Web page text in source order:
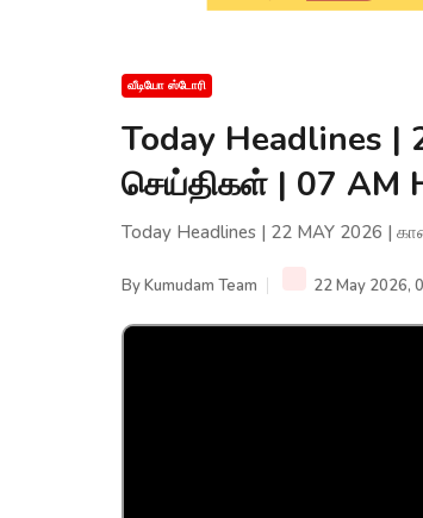
வீடியோ ஸ்டோரி
Today Headlines |
செய்திகள் | 07 AM
Today Headlines | 22 MAY 2026 |
ByKumudam Team 22 May 2026,